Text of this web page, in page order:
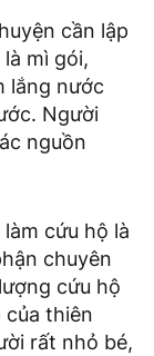
cần lập
mì gói,
lắng nước
Người
nguồn
cứu hộ là
chuyên
cứu hộ
của thiên
rất nhỏ bé,